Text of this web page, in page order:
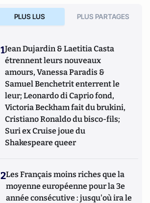
PLUS LUS PLUS PARTAGES
1Jean Dujardin & Laetitia Casta
étrennent leurs nouveaux
amours, Vanessa Paradis &
Samuel Benchetrit enterrent le
leur; Leonardo di Caprio fond,
Victoria Beckham fait du brukini,
Cristiano Ronaldo du bisco-fils;
Suri ex Cruise joue du
Shakespeare queer
2Les Français moins riches que la
moyenne européenne pour la 3e
année consécutive : jusqu'où ira le